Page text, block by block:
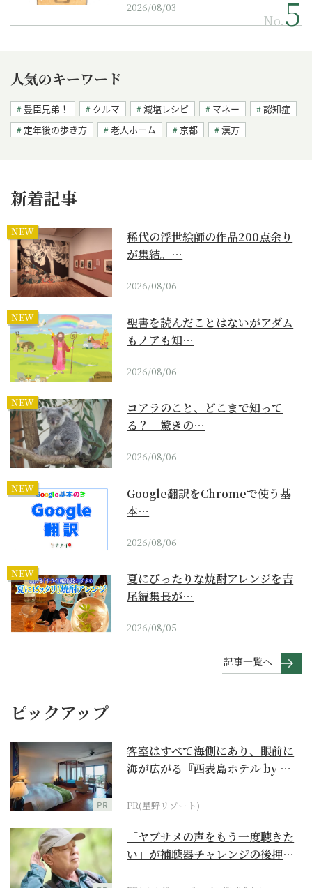
2026/08/03
No.
人気のキーワード
豊臣兄弟！ クルマ 減塩レシピ マネー
認知症
定年後の歩き方
老人ホーム 京都 漢方
新着記事
NEW
稀代の浮世絵師の作品200点余り
が集結。…
2026/08/06
NEW
聖書を読んだことはないがアダム
もノアも知…
2026/08/06
NEW
コアラのこと、どこまで知って
る？ 驚きの…
2026/08/06
NEW
Google翻訳をChromeで使う基
本…
2026/08/06
NEW
夏にぴったりな焼酎アレンジを吉
尾編集長が…
2026/08/05
記事一覧へ
ピックアップ
PR
客室はすべて海側にあり、眼前に
海が広がる『西表島ホテル by 星
PR(星野リゾート)
「ヤブサメの声をもう一度聴きた
い」が補聴器チャレンジの後押し